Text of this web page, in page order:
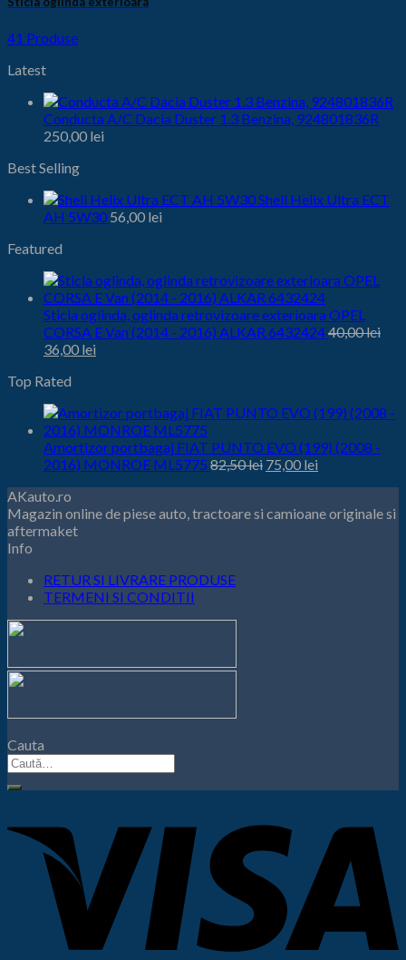
41 Produse
Latest
Conducta A/C Dacia Duster 1.3 Benzina, 924801836R
250,00 lei
Best Selling
Shell Helix Ultra ECT
AH 5W30 56,00 lei
Featured
Sticla oglinda, oglinda retrovizoare exterioara OPEL
CORSA E Van (2014 - 2016) ALKAR 643242440,00lei
Prețul
a
fost:
40,00 lei.
36,00 lei
Top Rated
Amortizor portbagaj FIAT PUNTO EVO (199) (2008 -
2016) MONROE ML5775 82,50lei Prețul
fost:
75,00 lei
75,00 lei.
AKauto.ro
Magazin online de piese auto, tractoare si camioane originale si
aftermaket
Info
RETUR SI LIVRARE PRODUSE
TERMENI SI CONDITII
Cauta
Caută